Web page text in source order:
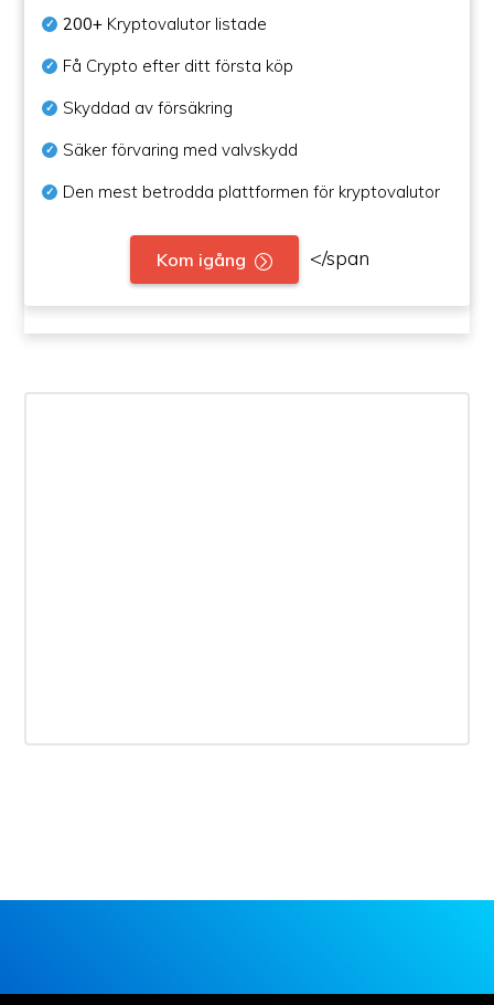
200+ Kryptovalutor listade
Få Crypto efter ditt första köp
Skyddad av försäkring
Säker förvaring med valvskydd
Den mest betrodda plattformen för kryptovalutor
Kom igång </span